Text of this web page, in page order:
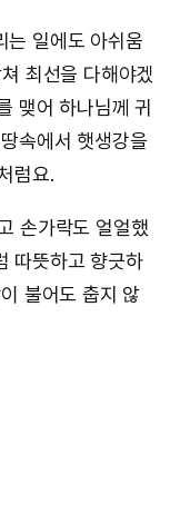
는 일에도 아쉬움
최선을 다해야겠
맺어 하나님께 귀
속에서 햇생강을
럼요.
손가락도 얼얼했
따뜻하고 향긋하
불어도 춥지 않